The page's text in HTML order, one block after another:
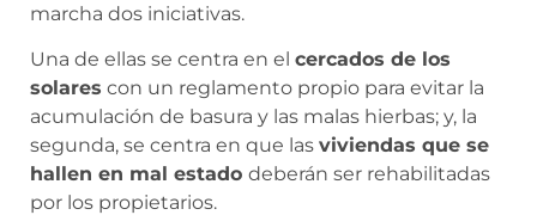
marcha dos iniciativas.
Una de ellas se centra en el cercados de los
solares con un reglamento propio para evitar la
acumulación de basura y las malas hierbas; y, la
segunda, se centra en que las viviendas que se
hallen en mal estado deberán ser rehabilitadas
por los propietarios.